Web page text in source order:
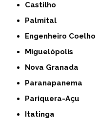
Castilho
Palmital
Engenheiro Coelho
Miguelópolis
Nova Granada
Paranapanema
Pariquera-Açu
Itatinga